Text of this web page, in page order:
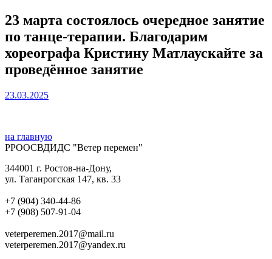
23 марта состоялось очередное занятие
по танце-терапии. Благодарим
хореографа Кристину Матлаускайте за
проведённое занятие
23.03.2025
на главную
РРООСВДИДС "Ветер перемен"
344001 г. Ростов-на-Дону,
ул. Таганрогская 147, кв. 33‍
+7 (904) 340-44-86
+7 (908) 507-91-04‍
veterperemen.2017@mail.ru
veterperemen.2017@yandex.ru